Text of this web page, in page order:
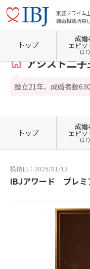
東証プライム
結婚相談所探
ホーム 東京都の結婚相談所
アシスト二子
設立21年、成婚者数
トップ
成婚
エピソ
(17)
トップ
成婚
エピソ
(17)
投稿日：2025/01/13
IBJアワード プレミ